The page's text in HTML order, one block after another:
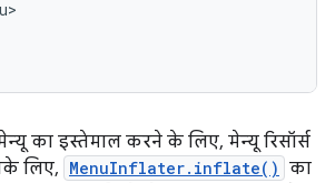
का इस्तेमाल करने के लिए, मेन्यू रिसॉर्स
लिए, MenuInflater.inflate() का